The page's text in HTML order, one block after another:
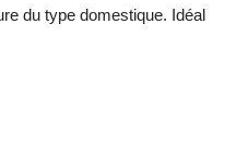
du type domestique. Idéal